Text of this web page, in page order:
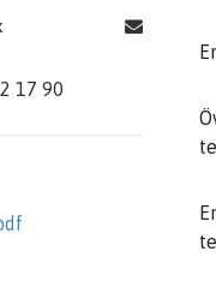
17 90